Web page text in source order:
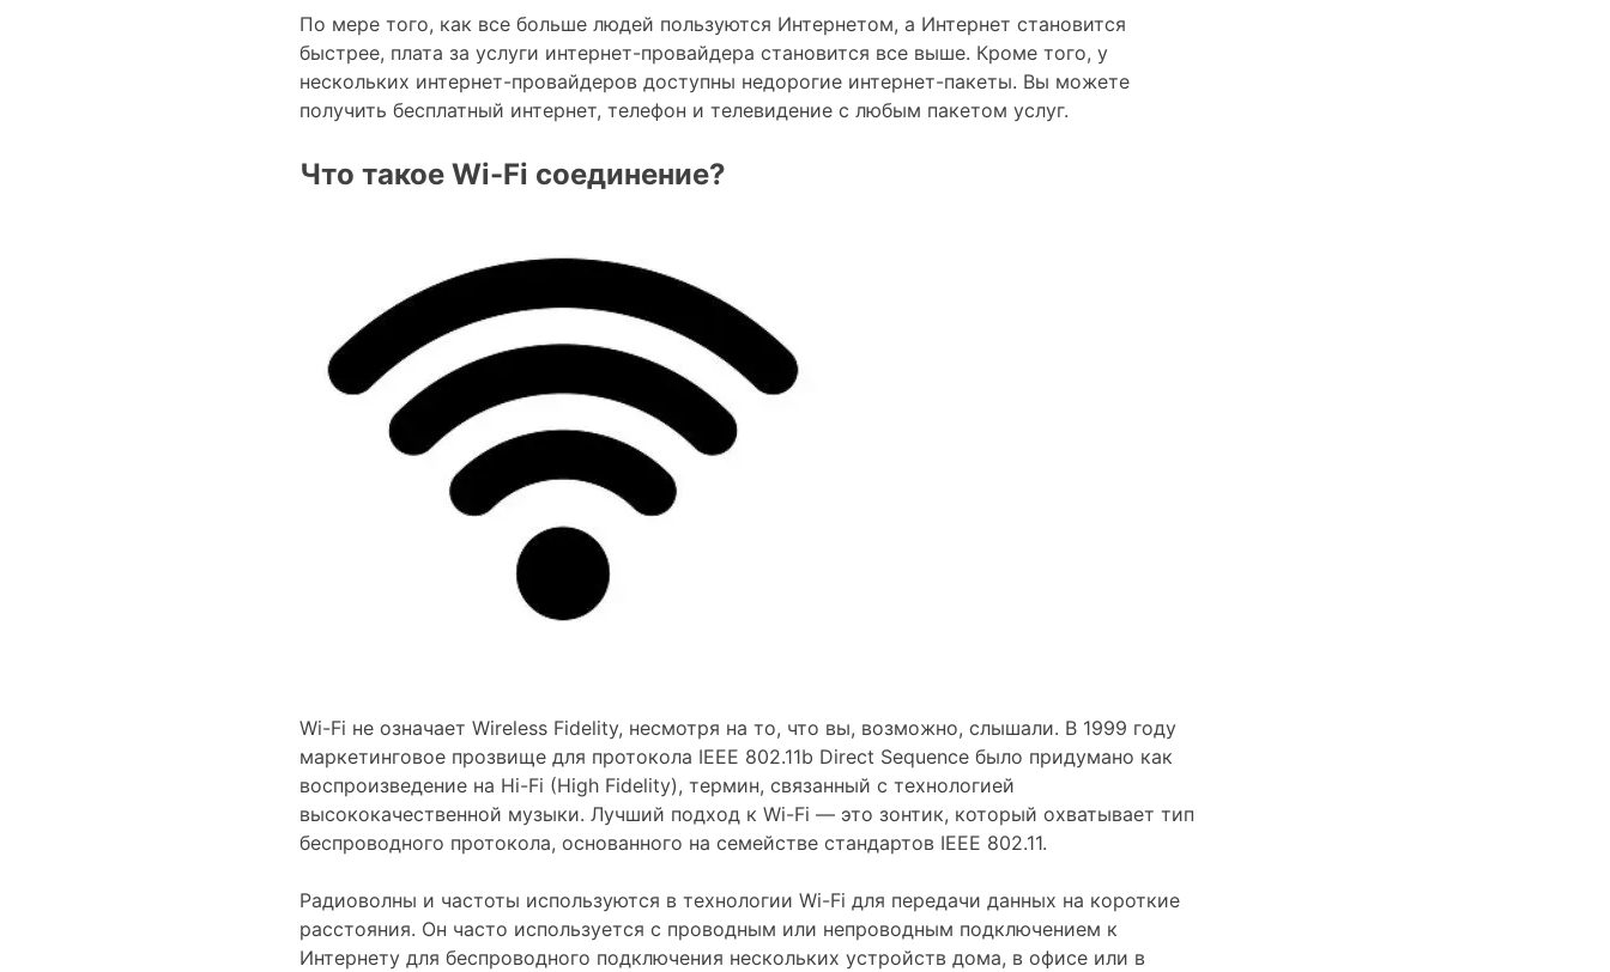
По мере того, как все больше людей пользуются Интернетом, а Интернет становится
быстрее, плата за услуги интернет-провайдера становится все выше. Кроме того, у
нескольких интернет-провайдеров доступны недорогие интернет-пакеты. Вы можете
получить бесплатный интернет, телефон и телевидение с любым пакетом услуг.
Что такое Wi-Fi соединение?
Wi-Fi не означает Wireless Fidelity, несмотря на то, что вы, возможно, слышали. В 1999 году
маркетинговое прозвище для протокола IEEE 802.11b Direct Sequence было придумано как
воспроизведение на Hi-Fi (High Fidelity), термин, связанный с технологией
высококачественной музыки. Лучший подход к Wi-Fi — это зонтик, который охватывает тип
беспроводного протокола, основанного на семействе стандартов IEEE 802.11.
Радиоволны и частоты используются в технологии Wi-Fi для передачи данных на короткие
расстояния. Он часто используется с проводным или непроводным подключением к
Интернету для беспроводного подключения нескольких устройств дома, в офисе или в